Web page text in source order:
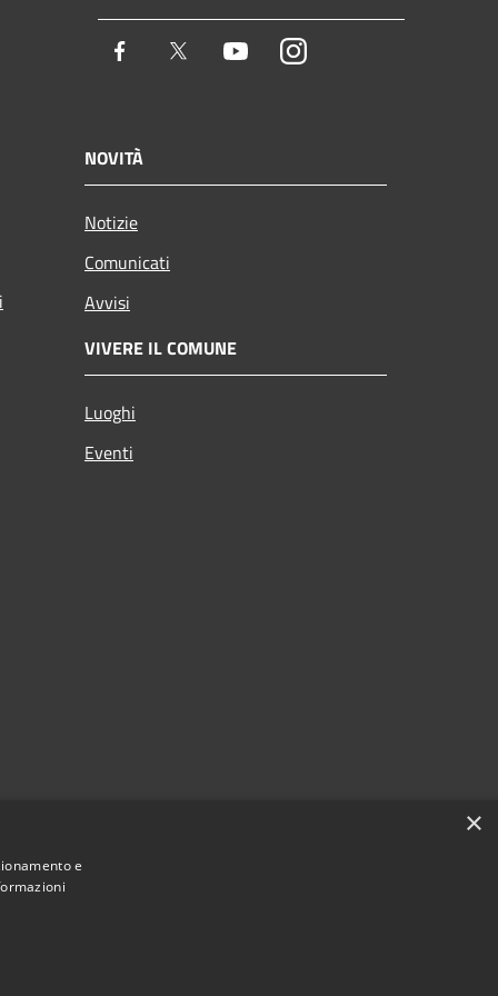
Facebook Twitter YoutubeInstagram
NOVITÀ
Notizie
Comunicati
Avvisi
VIVERE IL COMUNE
Luoghi
Eventi
×
e